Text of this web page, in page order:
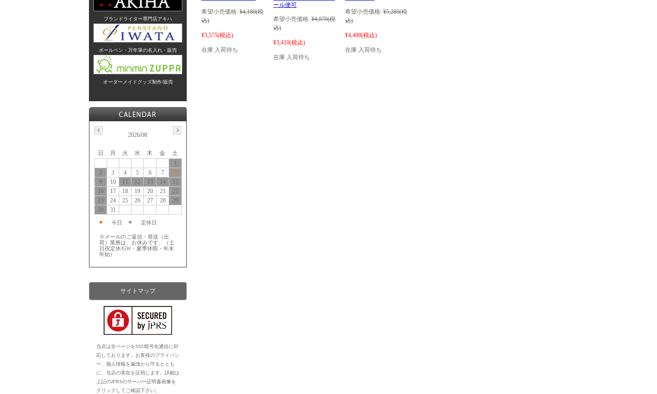
希望小売価格: ¥4,180(税
込)
¥3,575(税込)
在庫 入荷待ち
ール便可
希望小売価格: ¥4,070(税
込)
¥3,410(税込)
在庫 入荷待ち
希望小売価格: ¥5,280(税
込)
¥4,400(税込)
在庫 入荷待ち
ブランドライター専門店アキハ
ボールペン・万年筆の名入れ・販売
オーダーメイドグッズ制作/販売
2026/08
日 月 火 水 木 金
土
1
2
3 4 5 6 7
8
9
10 11 12 13 14
15
16
17 18 19 20 21
22
23
24 25 26 27 28
29
30
31
■ 今日 ■ 定休日
※メールのご返信・発送（出
荷）業務は、お休みです。（土
日祝定休/GW・夏季休暇・年末
年始）
サイトマップ
当店は全ページをSSL暗号化通信に対
応しております。お客様のプライバシ
ー、個人情報を漏洩から守るととも
に、当店の実在を証明します。詳細は
上記のJPRSのサーバー証明書画像を
クリックしてご確認下さい。